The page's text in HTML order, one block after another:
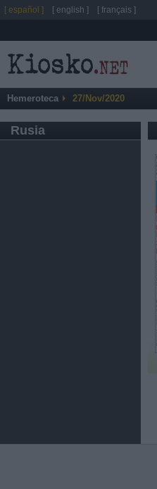
Hemeroteca 27/Nov/2020
Rusia
[ español ] [ english ] [ français ]